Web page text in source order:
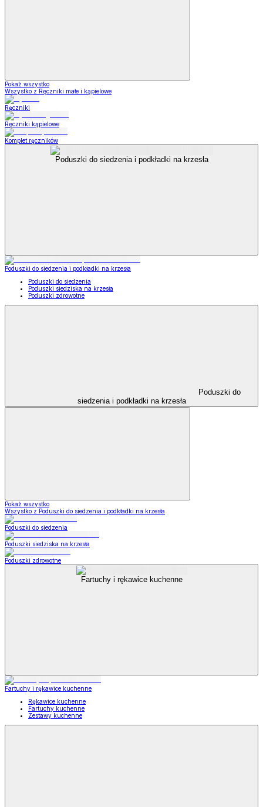
Pokaż wszystko
Wszystko z Ręczniki małe i kąpielowe
Ręczniki
Ręczniki kąpielowe
Komplet ręczników
Poduszki do siedzenia i podkładki na krzesła
Poduszki do siedzenia i podkładki na krzesła
Poduszki do siedzenia
Poduszki siedziska na krzesła
Poduszki zdrowotne
Poduszki do
siedzenia i podkładki na krzesła
Pokaż wszystko
Wszystko z Poduszki do siedzenia i podkładki na krzesła
Poduszki do siedzenia
Poduszki siedziska na krzesła
Poduszki zdrowotne
Fartuchy i rękawice kuchenne
Fartuchy i rękawice kuchenne
Rękawice kuchenne
Fartuchy kuchenne
Zestawy kuchenne